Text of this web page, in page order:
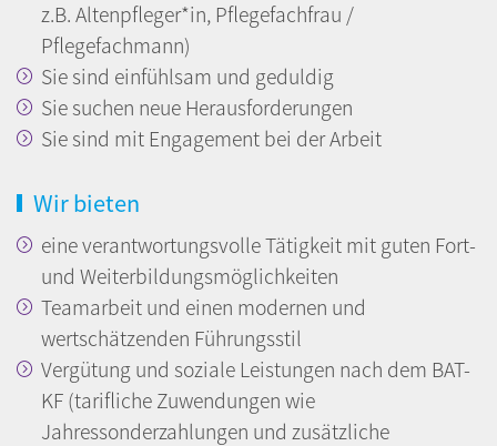
z.B. Altenpfleger*in, Pflegefachfrau /
Pflegefachmann)
Sie sind einfühlsam und geduldig
Sie suchen neue Herausforderungen
Sie sind mit Engagement bei der Arbeit
Wir bieten
eine verantwortungsvolle Tätigkeit mit guten Fort-
und Weiterbildungsmöglichkeiten
Teamarbeit und einen modernen und
wertschätzenden Führungsstil
Vergütung und soziale Leistungen nach dem BAT-
KF (tarifliche Zuwendungen wie
Jahressonderzahlungen und zusätzliche